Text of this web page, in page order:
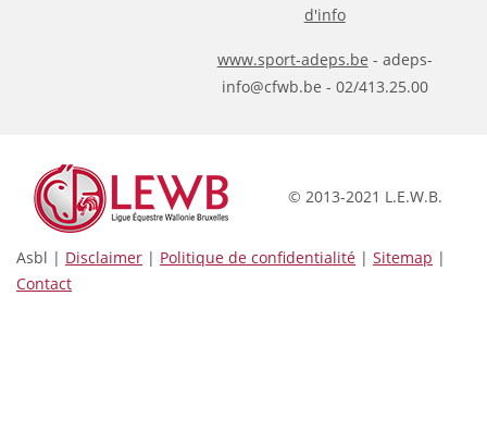
d'info
www.sport-adeps.be - adeps-
info@cfwb.be - 02/413.25.00
© 2013-2021 L.E.W.B.
Asbl | Disclaimer | Politique de confidentialité | Sitemap |
Contact